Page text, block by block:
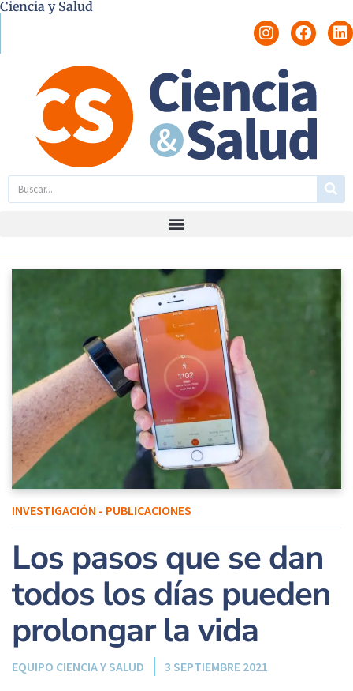
Ciencia y Salud
INVESTIGACIÓN - PUBLICACIONES
Los pasos que se dan
todos los días pueden
prolongar la vida
EQUIPO CIENCIA Y SALUD 3 SEPTIEMBRE 2021